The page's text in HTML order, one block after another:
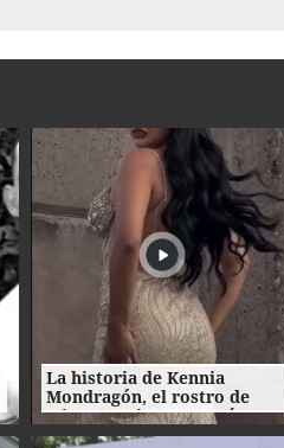
La historia de Kennia
Mondragón, el rostro de
Miss Francisco Morazán que
busca la corona nacional